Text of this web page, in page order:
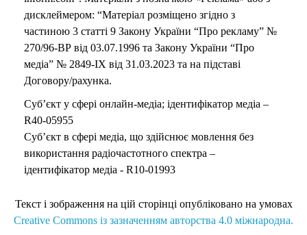
дисклеймером: “Матеріал розміщено згідно з
частиною 3 статті 9 Закону України “Про рекламу” №
270/96-ВР від 03.07.1996 та Закону України “Про
медіа” № 2849-IX від 31.03.2023 та на підставі
Договору/рахунка.
Суб’єкт у сфері онлайн-медіа; ідентифікатор медіа –
R40-05955
Суб’єкт в сфері медіа, що здійснює мовлення без
використання радіочастотного спектра –
ідентифікатор медіа - R10-01993
Текст і зображення на цій сторінці опубліковано на умовах
Creative Commons із зазначенням авторства 4.0 міжнародна.